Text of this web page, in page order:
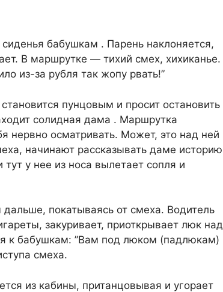
бабушкам . Парень наклоняется,
В маршрутке — тихий смех, хихиканье.
из-за рубля так жoпу рвать!”
пунцовым и просит остановить
солидная дама . Маршрутка
нервно осматривать. Может, это над ней
начинают рассказывать даме иcторию
у нее из носа вылетает сопля и
покатываясь от смеха. Водитель
закуривает, приоткрывает люк над
к бабушкам: ”Вам под люкoм (пaдлюкам)
смеха.
из кабины, пританцовывая и угорает